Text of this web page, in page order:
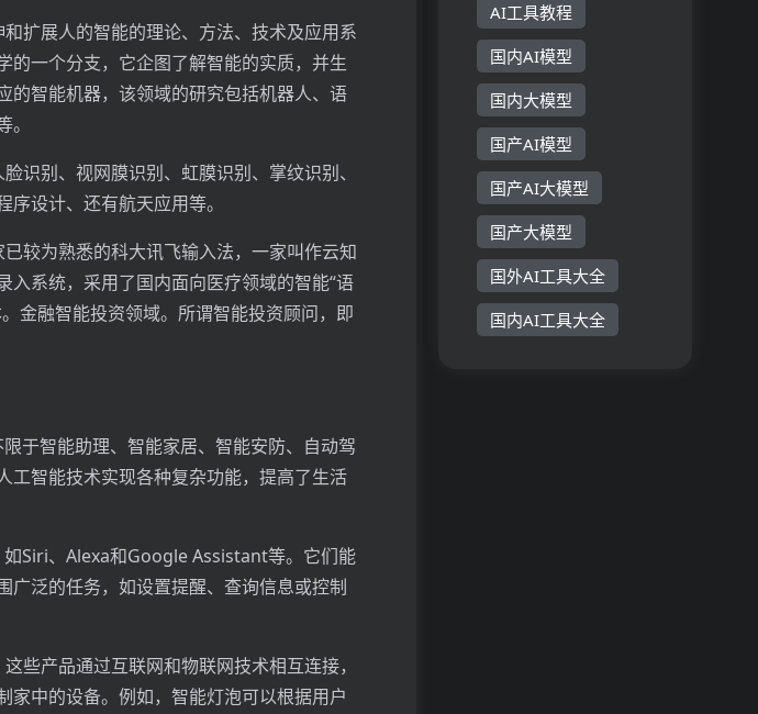
扩展人的智能的理论、方法、技术及应用系
的一个分支，它企图了解智能的实质，并生
的智能机器，该领域的研究包括机器人、语
识别、视网膜识别、虹膜识别、掌纹识别、
设计、还有航天应用等。
较为熟悉的科大讯飞输入法，一家叫作云知
系统，采用了国内面向医疗领域的智能“语
金融智能投资领域。所谓智能投资顾问，即
于智能助理、智能家居、智能安防、自动驾
工智能技术实现各种复杂功能，提高了生活
Siri、Alexa和Google Assistant等。它们能
广泛的任务，如设置提醒、查询信息或控制
些产品通过互联网和物联网技术相互连接，
家中的设备。例如，智能灯泡可以根据用户
AI工具教程
国内AI模型
国内大模型
国产AI模型
国产AI大模型
国产大模型
国外AI工具大全
国内AI工具大全